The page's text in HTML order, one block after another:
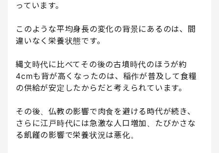
っています。
このような平均身長の変化の背景にあるのは、間
違いなく栄養状態です。
縄文時代に比べてその後の古墳時代のほうが約
4cmも背が高くなったのは、稲作が普及して食糧
の供給が安定したからだと考えられています。
その後、仏教の影響で肉食を避ける時代が続き、
さらに江戸時代には急激な人口増加、たびかさな
る飢饉の影響で栄養状況は悪化。